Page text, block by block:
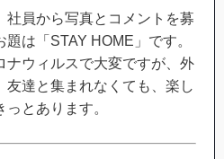
社員から写真とコメントを募
は「STAY HOME」です。
ナウィルスで大変ですが、外
友達と集まれなくても、楽し
とあります。